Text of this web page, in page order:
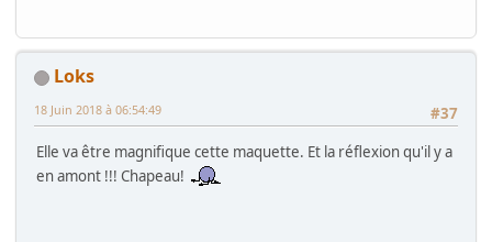
Loks
#37
18 Juin 2018 à 06:54:49
Elle va être magnifique cette maquette. Et la réflexion qu'il y a
en amont !!! Chapeau!